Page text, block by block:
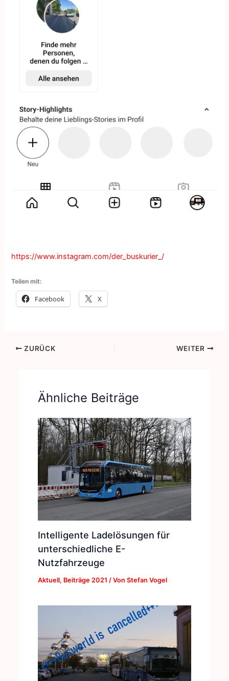
https://www.instagram.com/der_buskurier_/
Teilen mit:
Facebook X
ZURÜCK WEITER
Ähnliche Beiträge
Intelligente Ladelösungen für
unterschiedliche E-
Nutzfahrzeuge
Aktuell, Beiträge 2021 / Von Stefan Vogel